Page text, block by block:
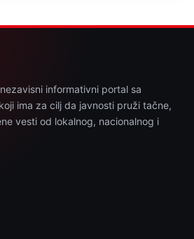
informativni portal sa
ima za cilj da javnosti pruži tačne,
vesti od lokalnog, nacionalnog i